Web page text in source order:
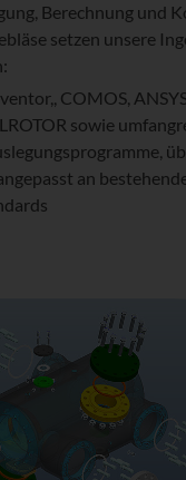
Berechnung und
setzen unsere
COMOS,
sowie
an